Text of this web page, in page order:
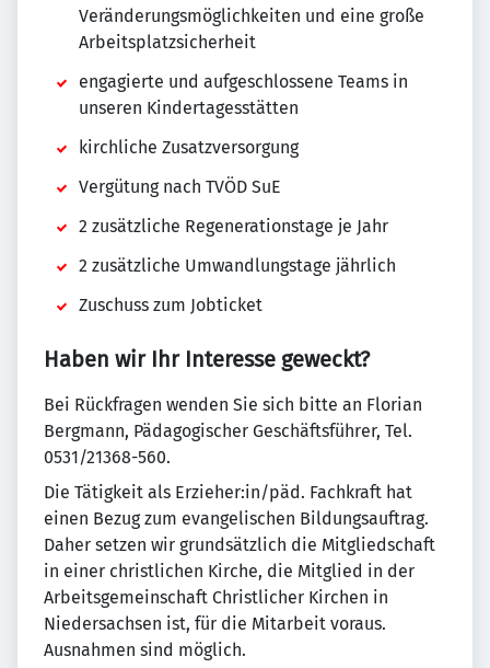
Veränderungsmöglichkeiten und eine große
Arbeitsplatzsicherheit
engagierte und aufgeschlossene Teams in
unseren Kindertagesstätten
kirchliche Zusatzversorgung
Vergütung nach TVÖD SuE
2 zusätzliche Regenerationstage je Jahr
2 zusätzliche Umwandlungstage jährlich
Zuschuss zum Jobticket
Haben wir Ihr Interesse geweckt?
Bei Rückfragen wenden Sie sich bitte an Florian
Bergmann, Pädagogischer Geschäftsführer, Tel.
0531/21368-560.
Die Tätigkeit als Erzieher:in/päd. Fachkraft hat
einen Bezug zum evangelischen Bildungsauftrag.
Daher setzen wir grundsätzlich die Mitgliedschaft
in einer christlichen Kirche, die Mitglied in der
Arbeitsgemeinschaft Christlicher Kirchen in
Niedersachsen ist, für die Mitarbeit voraus.
Ausnahmen sind möglich.